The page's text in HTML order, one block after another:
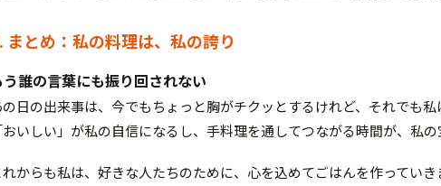
まとめ：私の料理は、私の誇り
う誰の言葉にも振り回されない
の日の出来事は、今でもちょっと胸がチクッとするけれど、それでも
おいしい」が私の自信になるし、手料理を通してつながる時間が、私の
れからも私は、好きな人たちのために、心を込めてごはんを作ってい